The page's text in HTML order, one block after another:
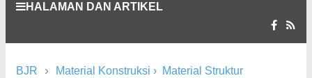
HALAMAN DAN ARTIKEL
BJR › Material Konstruksi › Material Struktur